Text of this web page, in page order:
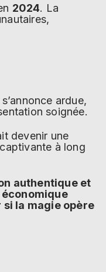
2024. La
ardue,
soignée.
devenir une
à long
authentique et
la magie opère